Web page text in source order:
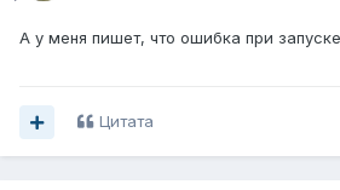
А у меня пишет, что ошибка при запуске
Цитата